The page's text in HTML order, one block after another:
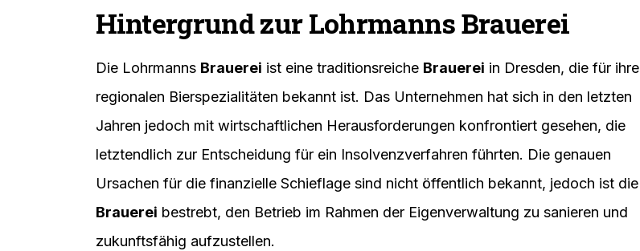
Hintergrund zur Lohrmanns Brauerei
Die Lohrmanns Brauerei ist eine traditionsreiche Brauerei in Dresden, die für ihre
regionalen Bierspezialitäten bekannt ist. Das Unternehmen hat sich in den letzten
Jahren jedoch mit wirtschaftlichen Herausforderungen konfrontiert gesehen, die
letztendlich zur Entscheidung für ein Insolvenzverfahren führten. Die genauen
Ursachen für die finanzielle Schieflage sind nicht öffentlich bekannt, jedoch ist die
Brauerei bestrebt, den Betrieb im Rahmen der Eigenverwaltung zu sanieren und
zukunftsfähig aufzustellen.